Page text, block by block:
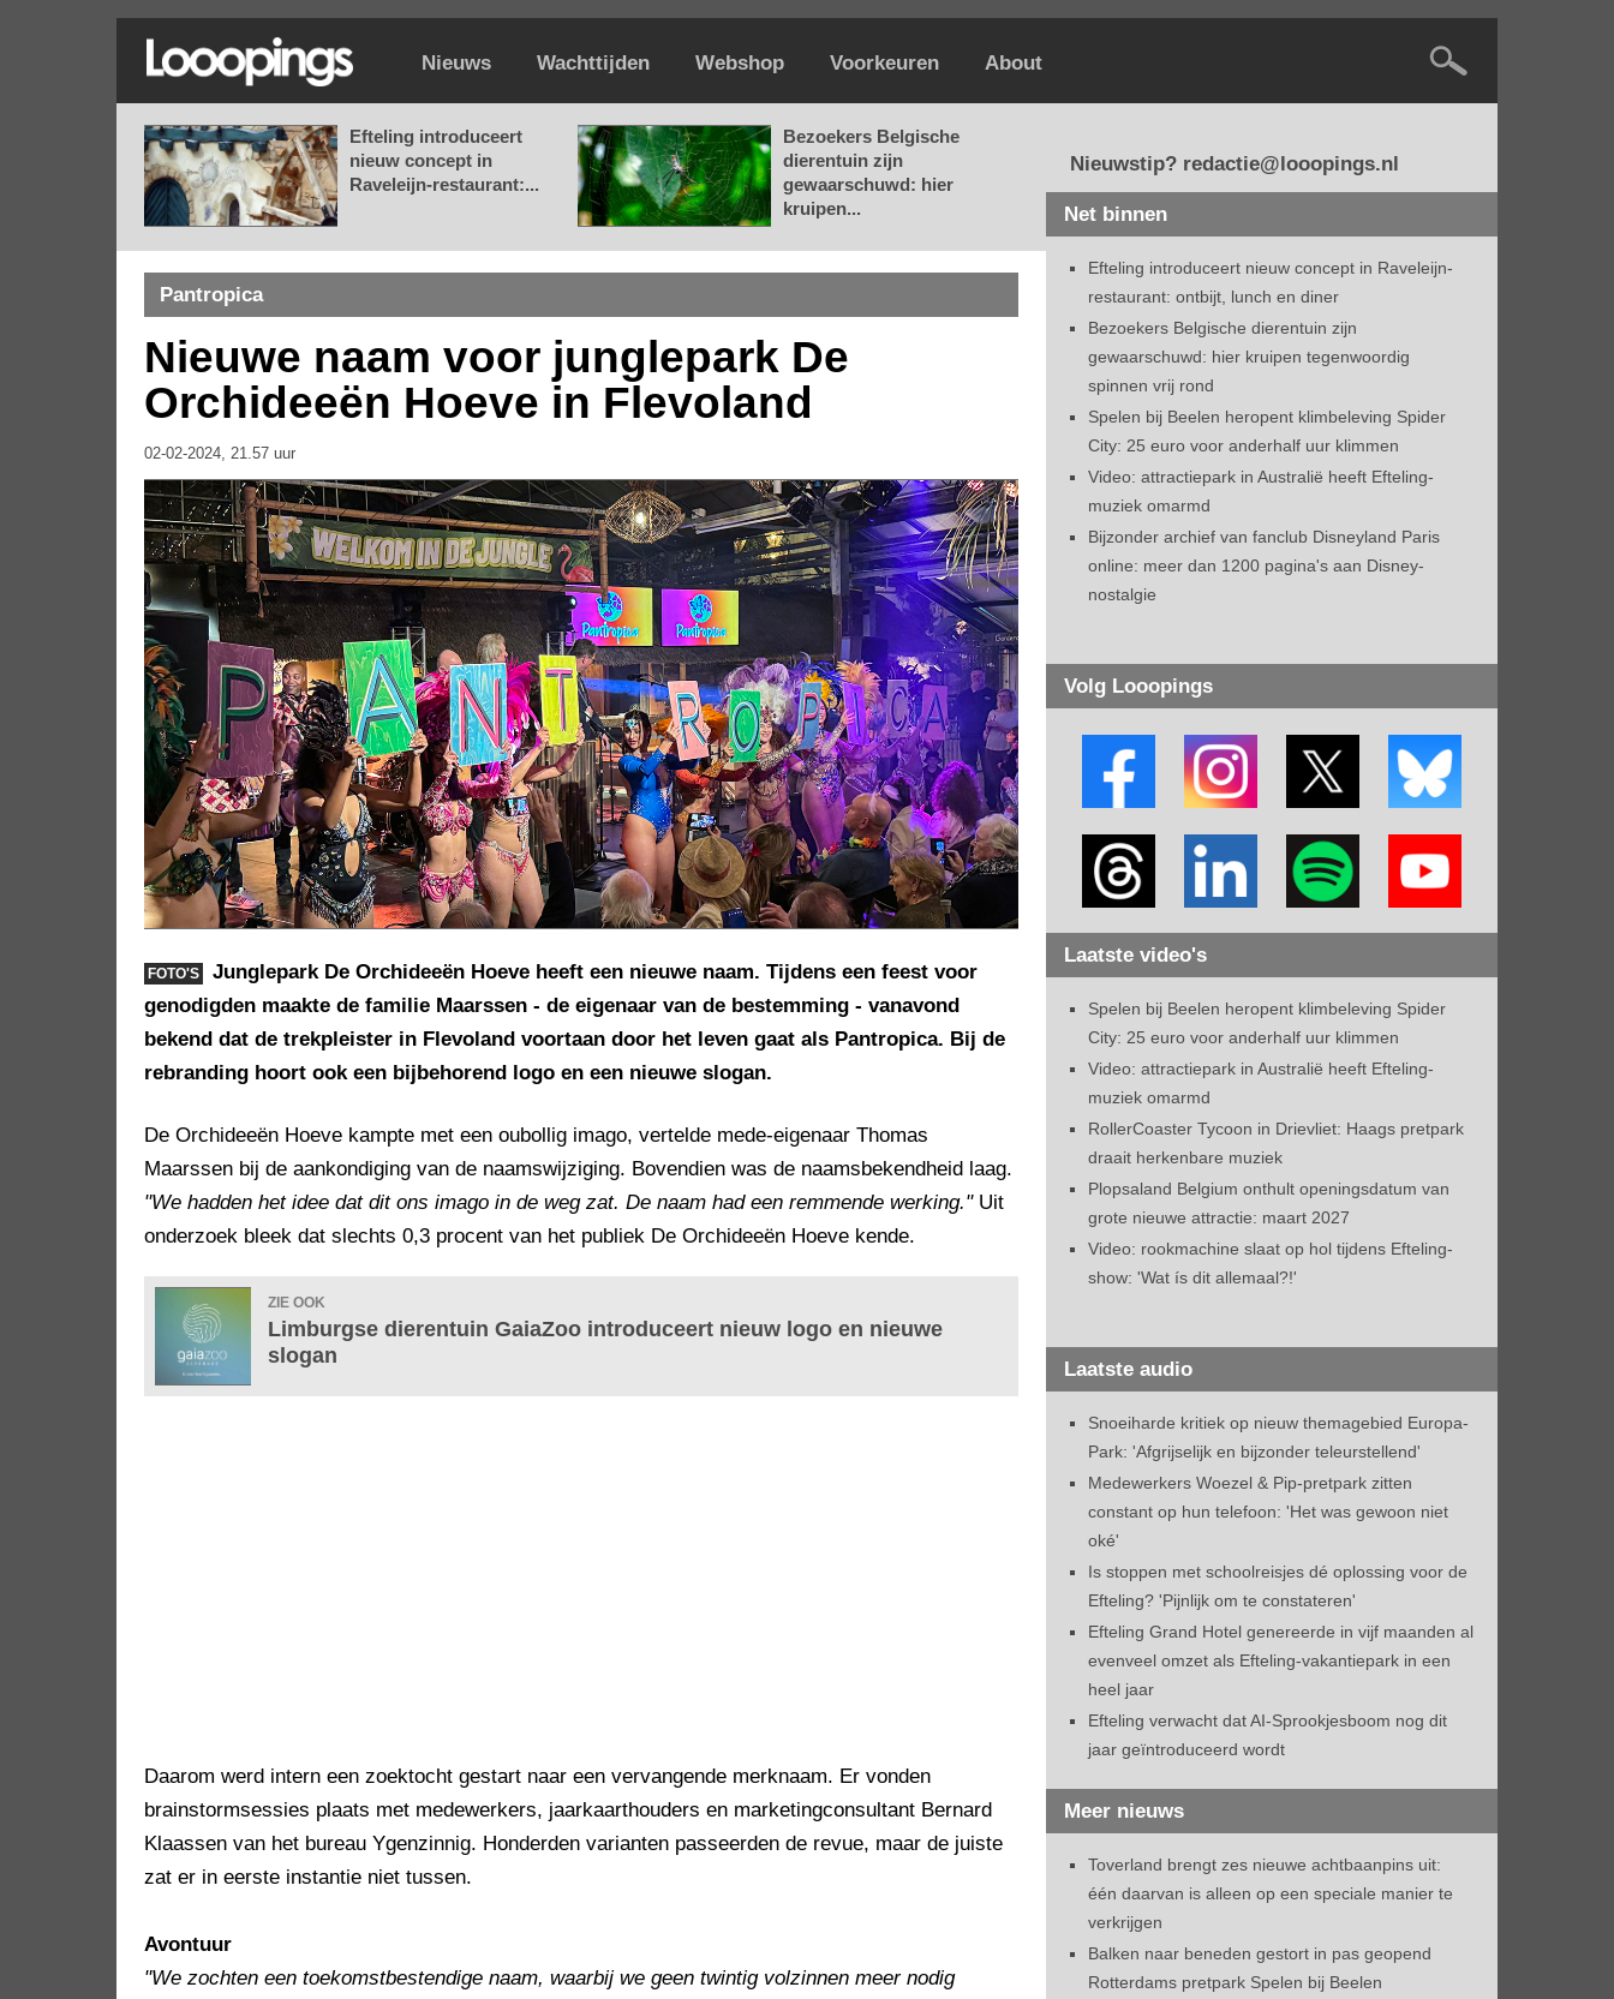
Nieuws Wachttijden Webshop Voorkeuren About
Efteling introduceert
nieuw concept in
Raveleijn-restaurant:...
Bezoekers Belgische
dierentuin zijn
gewaarschuwd: hier
kruipen...
Pantropica
Nieuwe naam voor junglepark De
Orchideeën Hoeve in Flevoland
02-02-2024, 21.57 uur
FOTO'S
Junglepark De Orchideeën Hoeve heeft een nieuwe naam. Tijdens een feest voor
genodigden maakte de familie Maarssen - de eigenaar van de bestemming - vanavond
bekend dat de trekpleister in Flevoland voortaan door het leven gaat als Pantropica. Bij de
rebranding hoort ook een bijbehorend logo en een nieuwe slogan.
De Orchideeën Hoeve kampte met een oubollig imago, vertelde mede-eigenaar Thomas
Maarssen bij de aankondiging van de naamswijziging. Bovendien was de naamsbekendheid laag.
"We hadden het idee dat dit ons imago in de weg zat. De naam had een remmende werking."Uit
onderzoek bleek dat slechts 0,3 procent van het publiek De Orchideeën Hoeve kende.
ZIE OOK
Limburgse dierentuin GaiaZoo introduceert nieuw logo en nieuwe
slogan
Daarom werd intern een zoektocht gestart naar een vervangende merknaam. Er vonden
brainstormsessies plaats met medewerkers, jaarkaarthouders en marketingconsultant Bernard
Klaassen van het bureau Ygenzinnig. Honderden varianten passeerden de revue, maar de juiste
zat er in eerste instantie niet tussen.
Avontuur
"We zochten een toekomstbestendige naam, waarbij we geen twintig volzinnen meer nodig
Nieuwstip? redactie@looopings.nl
Net binnen
Efteling introduceert nieuw concept in Raveleijn-
restaurant: ontbijt, lunch en diner
Bezoekers Belgische dierentuin zijn
gewaarschuwd: hier kruipen tegenwoordig
spinnen vrij rond
Spelen bij Beelen heropent klimbeleving Spider
City: 25 euro voor anderhalf uur klimmen
Video: attractiepark in Australië heeft Efteling-
muziek omarmd
Bijzonder archief van fanclub Disneyland Paris
online: meer dan 1200 pagina's aan Disney-
nostalgie
Volg Looopings
Laatste video's
Spelen bij Beelen heropent klimbeleving Spider
City: 25 euro voor anderhalf uur klimmen
Video: attractiepark in Australië heeft Efteling-
muziek omarmd
RollerCoaster Tycoon in Drievliet: Haags pretpark
draait herkenbare muziek
Plopsaland Belgium onthult openingsdatum van
grote nieuwe attractie: maart 2027
Video: rookmachine slaat op hol tijdens Efteling-
show: 'Wat ís dit allemaal?!'
Laatste audio
Snoeiharde kritiek op nieuw themagebied Europa-
Park: 'Afgrijselijk en bijzonder teleurstellend'
Medewerkers Woezel & Pip-pretpark zitten
constant op hun telefoon: 'Het was gewoon niet
oké'
Is stoppen met schoolreisjes dé oplossing voor de
Efteling? 'Pijnlijk om te constateren'
Efteling Grand Hotel genereerde in vijf maanden al
evenveel omzet als Efteling-vakantiepark in een
heel jaar
Efteling verwacht dat AI-Sprookjesboom nog dit
jaar geïntroduceerd wordt
Meer nieuws
Toverland brengt zes nieuwe achtbaanpins uit:
één daarvan is alleen op een speciale manier te
verkrijgen
Balken naar beneden gestort in pas geopend
Rotterdams pretpark Spelen bij Beelen